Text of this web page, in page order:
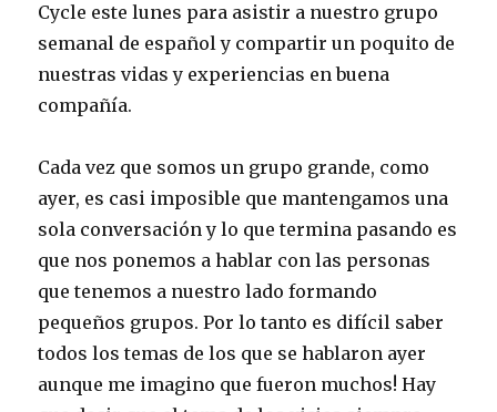
Cycle este lunes para asistir a nuestro grupo
semanal de español y compartir un poquito de
nuestras vidas y experiencias en buena
compañía.
Cada vez que somos un grupo grande, como
ayer, es casi imposible que mantengamos una
sola conversación y lo que termina pasando es
que nos ponemos a hablar con las personas
que tenemos a nuestro lado formando
pequeños grupos. Por lo tanto es difícil saber
todos los temas de los que se hablaron ayer
aunque me imagino que fueron muchos! Hay